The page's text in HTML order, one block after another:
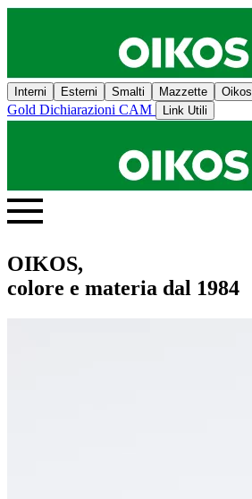
Interni Esterni Smalti Mazzette Oikos
Gold Dichiarazioni CAM Link Utili
OIKOS,
colore e materia dal 1984